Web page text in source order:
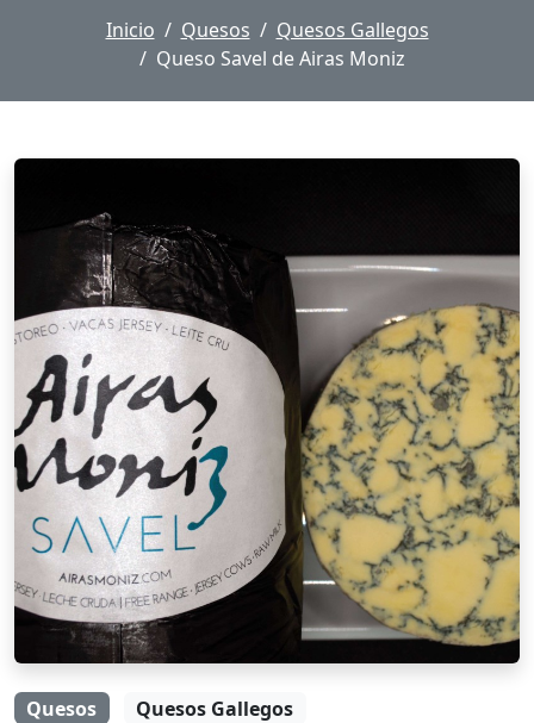
Inicio Quesos
Quesos Gallegos
Queso Savel de Airas Moniz
Quesos Quesos Gallegos